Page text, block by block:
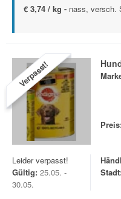
€ 3,74 / kg - nass, versch.
Verpasst!
Leider verpasst!
Gültig: 25.05. -
30.05.